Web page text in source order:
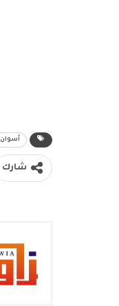
أسوان
شارك